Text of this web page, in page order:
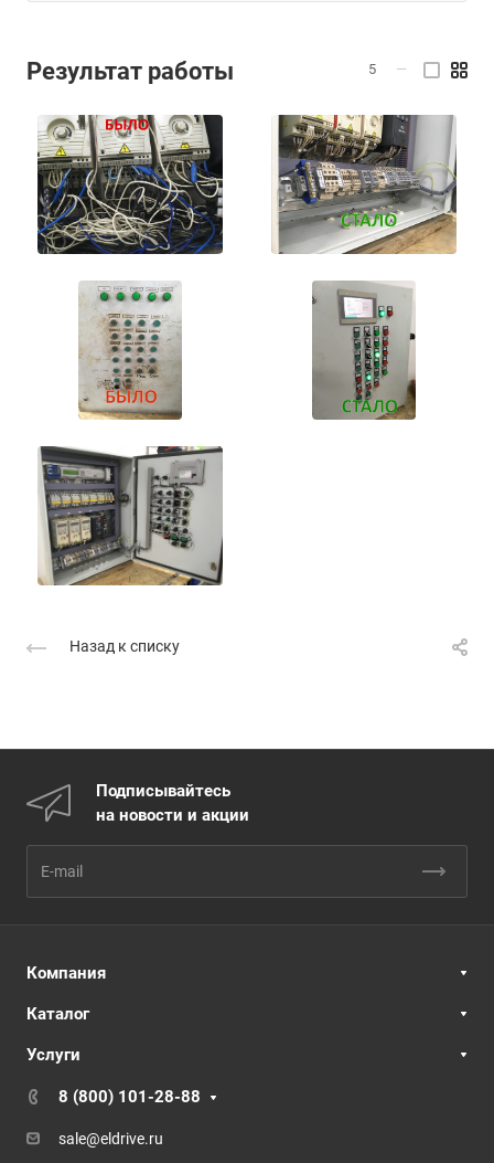
Результат работы 5 —
Назад к списку
Подписывайтесь
на новости и акции
Компания
Каталог
Услуги
8 (800) 101-28-88
sale@eldrive.ru